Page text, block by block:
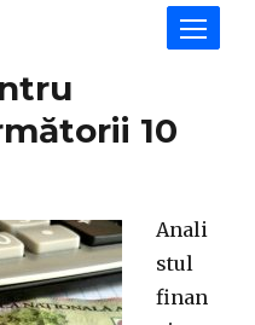
10
Anali
stul
finan